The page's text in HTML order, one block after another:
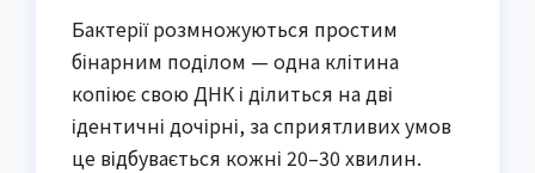
Бактерії розмножуються простим
бінарним поділом — одна клітина
копіює свою ДНК і ділиться на дві
ідентичні дочірні, за сприятливих умов
це відбувається кожні 20–30 хвилин.